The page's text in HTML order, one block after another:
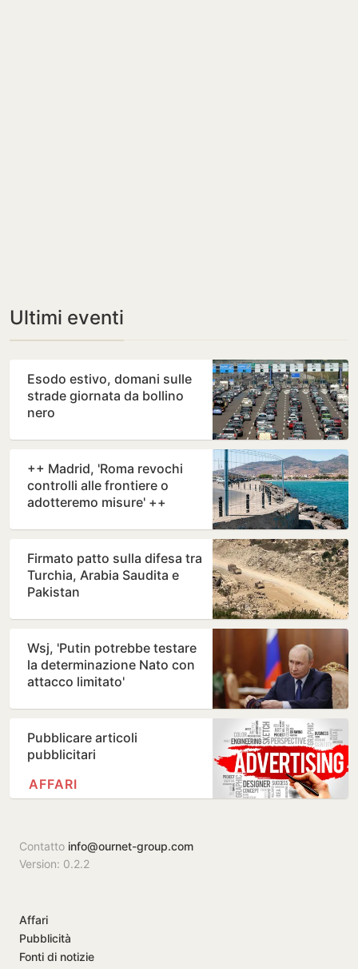
Ultimi eventi
Esodo estivo, domani sulle
strade giornata da bollino
nero
++ Madrid, 'Roma revochi
controlli alle frontiere o
adotteremo misure' ++
Firmato patto sulla difesa tra
Turchia, Arabia Saudita e
Pakistan
Wsj, 'Putin potrebbe testare
la determinazione Nato con
attacco limitato'
Pubblicare articoli
pubblicitari
AFFARI
Contatto info@ournet-group.com
Version: 0.2.2
Affari
Pubblicità
Fonti di notizie